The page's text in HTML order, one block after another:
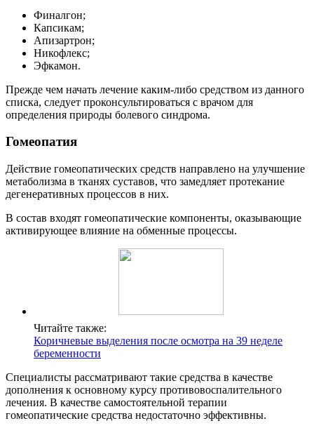
Финалгон;
Капсикам;
Апизартрон;
Никофлекс;
Эфкамон.
Прежде чем начать лечение каким-либо средством из данного
списка, следует проконсультироваться с врачом для
определения природы болевого синдрома.
Гомеопатия
Действие гомеопатических средств направлено на улучшение
метаболизма в тканях суставов, что замедляет протекание
дегенеративных процессов в них.
В состав входят гомеопатические компоненты, оказывающие
активирующее влияние на обменные процессы.
Читайте также:
Коричневые выделения после осмотра на 39 неделе
беременности
Специалисты рассматривают такие средства в качестве
дополнения к основному курсу противовоспалительного
лечения. В качестве самостоятельной терапии
гомеопатические средства недостаточно эффективны.